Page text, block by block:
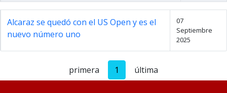
Alcaraz se quedó con el US Open y es el
nuevo número uno
07
Septiembre
2025
primera 1 última